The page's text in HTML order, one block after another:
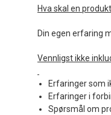
Hva skal en
Din egen erfaring
Vennligst ikke
Erfaringer som
Erfaringer i
Spørsmål om